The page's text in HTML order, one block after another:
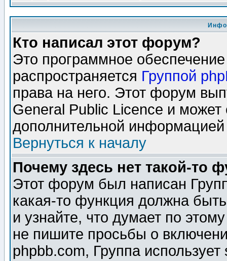
Кто написал этот форум?
Это программное
распространяется Группой
права на него. Этот форум
General Public Licence и может
дополнительной
Вернуться к началу
Почему здесь нет такой-то
Этот форум был написан
какая-то функция должна
и узнайте, что думает по
не пишите просьбы о
phpbb.com, Группа